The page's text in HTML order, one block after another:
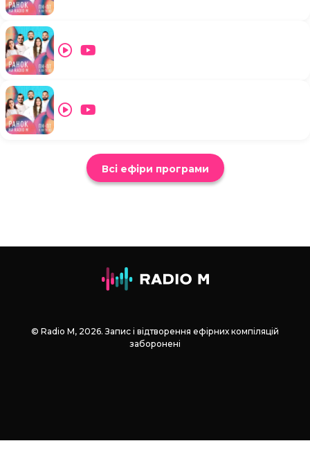
Всі ефіри програми
© Radio М, 2026. Запис і відтворення ефірних компіляцій
заборонені